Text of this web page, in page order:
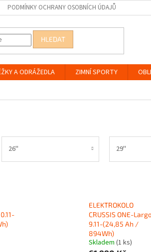
PODMÍNKY OCHRANY OSOBNÍCH ÚDAJŮ
HLEDAT
A ODRÁŽEDLA ZIMNÍ SPORTY
26" 29"
ELEKTROKOLO
CRUSSIS ONE-
9.11-(24,85 Ah /
894Wh)
Skladem (1 ks)